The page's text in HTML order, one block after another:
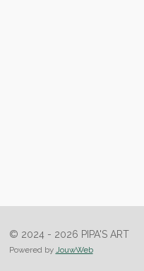
© 2024 - 2026 PIPA'S ART
Powered by JouwWeb